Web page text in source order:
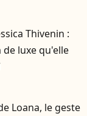
Thivenin :
luxe qu'elle
Loana, le geste